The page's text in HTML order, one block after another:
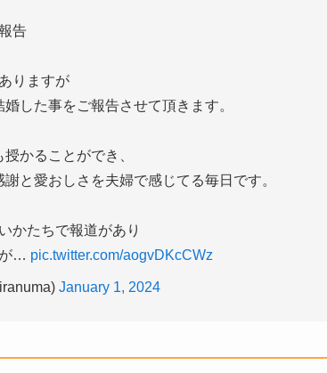
告
りますが
した事をご報告させて頂きます。
かることができ、
と愛おしさを夫婦で感じてる毎日です。
かたちで報道があり
… pic.twitter.com/aogvDKcCWz
January 1, 2024